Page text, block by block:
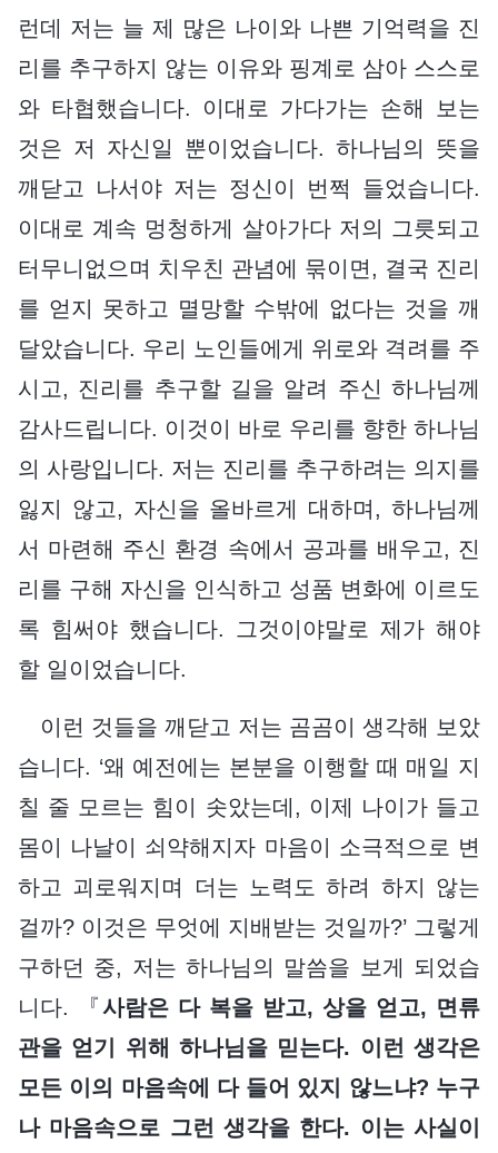
런데 저는 늘 제 많은 나이와 나쁜 기억력을 진
리를 추구하지 않는 이유와 핑계로 삼아 스스로
와 타협했습니다. 이대로 가다가는 손해 보는
것은 저 자신일 뿐이었습니다. 하나님의 뜻을
깨닫고 나서야 저는 정신이 번쩍 들었습니다.
이대로 계속 멍청하게 살아가다 저의 그릇되고
터무니없으며 치우친 관념에 묶이면, 결국 진리
를 얻지 못하고 멸망할 수밖에 없다는 것을 깨
달았습니다. 우리 노인들에게 위로와 격려를 주
시고, 진리를 추구할 길을 알려 주신 하나님께
감사드립니다. 이것이 바로 우리를 향한 하나님
의 사랑입니다. 저는 진리를 추구하려는 의지를
잃지 않고, 자신을 올바르게 대하며, 하나님께
서 마련해 주신 환경 속에서 공과를 배우고, 진
리를 구해 자신을 인식하고 성품 변화에 이르도
록 힘써야 했습니다. 그것이야말로 제가 해야
할 일이었습니다.
이런 것들을 깨닫고 저는 곰곰이 생각해 보았
습니다. ‘왜 예전에는 본분을 이행할 때 매일 지
칠 줄 모르는 힘이 솟았는데, 이제 나이가 들고
몸이 나날이 쇠약해지자 마음이 소극적으로 변
하고 괴로워지며 더는 노력도 하려 하지 않는
걸까? 이것은 무엇에 지배받는 것일까?’ 그렇게
구하던 중, 저는 하나님의 말씀을 보게 되었습
니다. 『 사람은 다 복을 받고, 상을 얻고, 면류
관을 얻기 위해 하나님을 믿는다. 이런 생각은
모든 이의 마음속에 다 들어 있지 않느냐? 누구
나 마음속으로 그런 생각을 한다. 이는 사실이